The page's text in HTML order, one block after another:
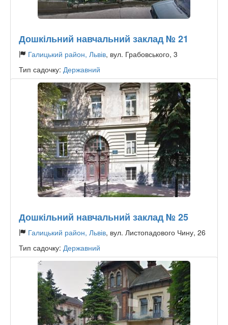
Дошкільний навчальний заклад № 21
Галицький район, Львів, вул. Грабовського, 3
Тип садочку: Державний
Дошкільний навчальний заклад № 25
Галицький район, Львів, вул. Листопадового Чину, 26
Тип садочку: Державний